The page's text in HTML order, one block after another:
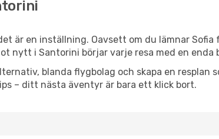
är en inställning. Oavsett om du lämnar
nytt i Santorini börjar varje resa med en enda
blanda flygbolag och skapa en resplan
– ditt nästa äventyr är bara ett klick bort.